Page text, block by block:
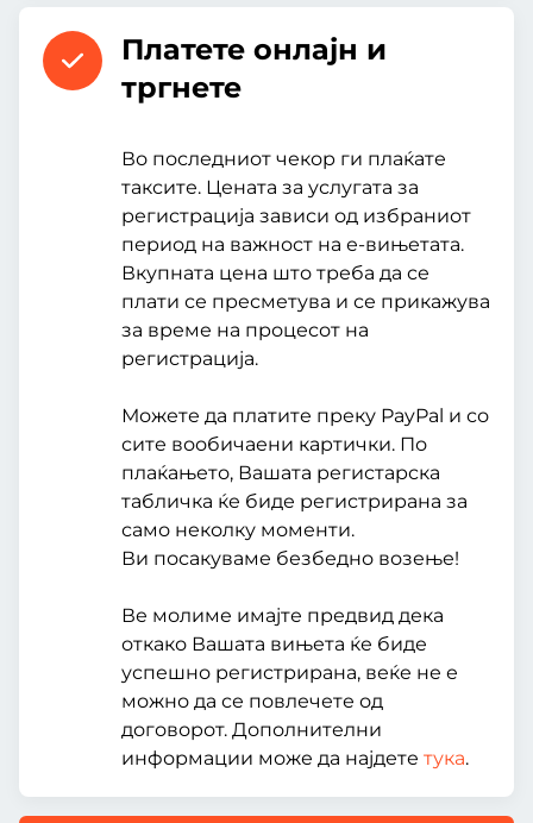
Платете онлајн и
тргнете
Во последниот чекор ги плаќате
таксите. Цената за услугата за
регистрација зависи од избраниот
период на важност на е-вињетата.
Вкупната цена што треба да се
плати се пресметува и се прикажува
за време на процесот на
регистрација.
Можете да платите преку PayPal и со
сите вообичаени картички. По
плаќањето, Вашата регистарска
табличка ќе биде регистрирана за
само неколку моменти.
Ви посакуваме безбедно возење!
Ве молиме имајте предвид дека
откако Вашата вињета ќе биде
успешно регистрирана, веќе не е
можно да се повлечете од
договорот. Дополнителни
информации може да најдете тука.